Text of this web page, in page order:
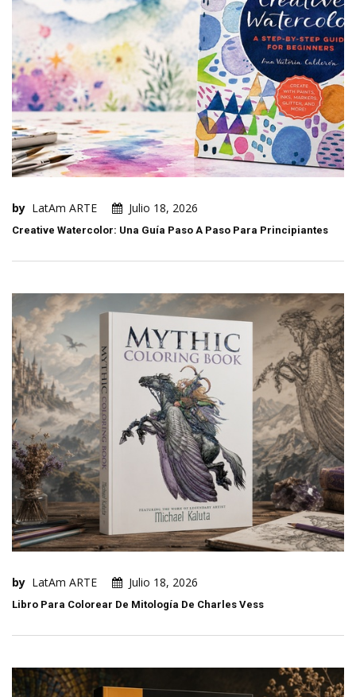
by LatAm ARTE Julio 18, 2026
Creative Watercolor: Una Guía Paso A Paso Para Principiantes
by LatAm ARTE Julio 18, 2026
Libro Para Colorear De Mitología De Charles Vess